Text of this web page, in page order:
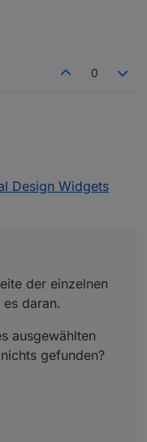
0
einzelnen Spalten
Wertes
Design Widgets
der einzelnen
daran.
ausgewählten
gefunden?